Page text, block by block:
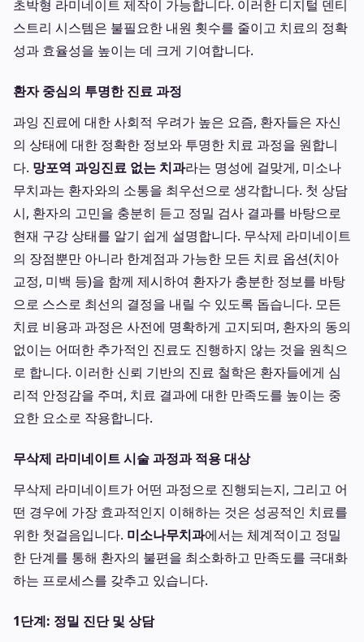
초박형 라미네이트 제작이 가능합니다. 이러한 디지털 덴티
스트리 시스템은 불필요한 내원 횟수를 줄이고 치료의 정확
성과 효율성을 높이는 데 크게 기여합니다.
환자 중심의 투명한 진료 과정
과잉 진료에 대한 사회적 우려가 높은 요즘, 환자들은 자신
의 상태에 대한 정확한 정보와 투명한 치료 과정을 원합니
다. 망포역 과잉진료 없는 치과라는 명성에 걸맞게, 미소나
무치과는 환자와의 소통을 최우선으로 생각합니다. 첫 상담
시, 환자의 고민을 충분히 듣고 정밀 검사 결과를 바탕으로
현재 구강 상태를 알기 쉽게 설명합니다. 무삭제 라미네이트
의 장점뿐만 아니라 한계점과 가능한 모든 치료 옵션(치아
교정, 미백 등)을 함께 제시하여 환자가 충분한 정보를 바탕
으로 스스로 최선의 결정을 내릴 수 있도록 돕습니다. 모든
치료 비용과 과정은 사전에 명확하게 고지되며, 환자의 동의
없이는 어떠한 추가적인 진료도 진행하지 않는 것을 원칙으
로 합니다. 이러한 신뢰 기반의 진료 철학은 환자들에게 심
리적 안정감을 주며, 치료 결과에 대한 만족도를 높이는 중
요한 요소로 작용합니다.
무삭제 라미네이트 시술 과정과 적용 대상
무삭제 라미네이트가 어떤 과정으로 진행되는지, 그리고 어
떤 경우에 가장 효과적인지 이해하는 것은 성공적인 치료를
위한 첫걸음입니다. 미소나무치과에서는 체계적이고 정밀
한 단계를 통해 환자의 불편을 최소화하고 만족도를 극대화
하는 프로세스를 갖추고 있습니다.
1단계: 정밀 진단 및 상담